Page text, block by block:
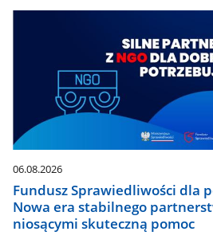
06.08.2026
Fundusz Sprawiedliwości dla
Nowa era stabilnego
niosącymi skuteczną pomoc